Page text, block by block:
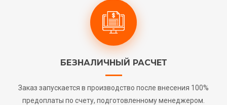
БЕЗНАЛИЧНЫЙ РАСЧЕТ
Заказ запускается в производство после внесения 100%
предоплаты по счету, подготовленному менеджером.